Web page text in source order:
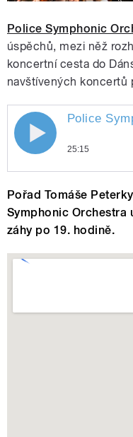
Police Symphonic
úspěchů, mezi něž
koncertní cesta do
navštívených koncertů
Police
25:15
Pořad Tomáše
Symphonic Orchestra
záhy po 19. hodině.